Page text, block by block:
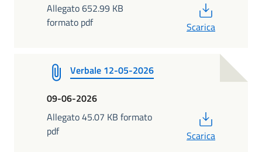
Allegato 652.99 KB
formato pdf
Scarica
Verbale 12-05-2026
09-06-2026
Allegato 45.07 KB formato
pdf
Scarica